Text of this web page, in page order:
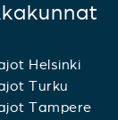
Helsinki
Turku
Tampere